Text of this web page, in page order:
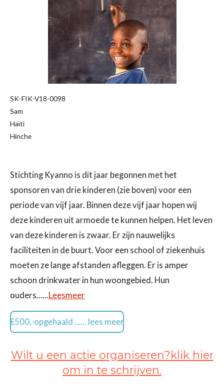
SK-FIK-V18-0098
Sam
Haïti
Hinche
Stichting Kyanno is dit jaar begonnen met het
sponsoren van drie kinderen (zie boven) voor een
periode van vijf jaar. Binnen deze vijf jaar hopen wij
deze kinderen uit armoede te kunnen helpen. Het leven
van deze kinderen is zwaar. Er zijn nauwelijks
faciliteiten in de buurt. Voor een school of ziekenhuis
moeten ze lange afstanden afleggen. Er is amper
schoon drinkwater in hun woongebied. Hun
ouders......Leesmeer
€500,-opgehaald ...... lees meer
Wilt u een actie organiseren?klik hier
om in te schrijven.